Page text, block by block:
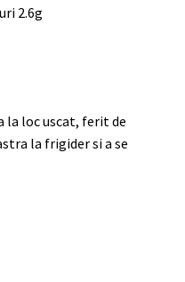
2.6g
la loc uscat, ferit de
la frigider si a se